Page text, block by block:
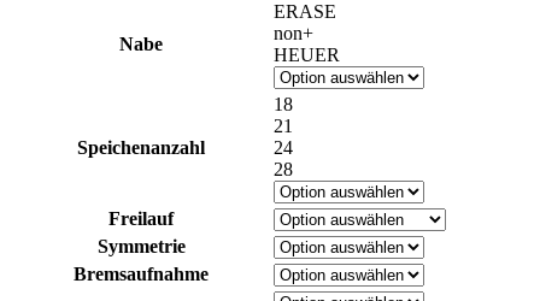
Nabe
ERASE
non+
HEUER
Speichenanzahl
18
21
24
28
Freilauf
Symmetrie
Bremsaufnahme